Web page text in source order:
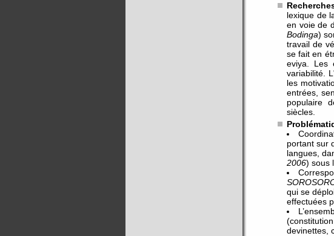
lexique de
en voie de
Bodinga)
travail de
se fait en
eviya. Les
variabilité.
les
entrées,
populaire
siècles.
portant sur
langues,
2006) sous
qui se
effectuées
devinettes,